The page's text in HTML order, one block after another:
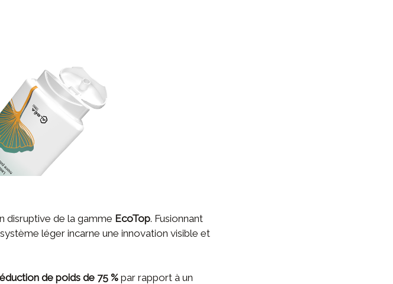
disruptive de la gamme EcoTop. Fusionnant
léger incarne une innovation visible et
de poids de 75 % par rapport à un